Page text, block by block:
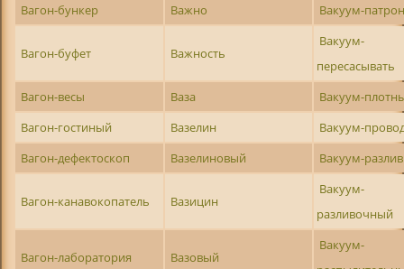
Вагон-бункер
Важно Вакуум-
Вагон-буфет Важность
Вакуум-
пересасывать
Вагон-весы
Ваза
Вакуум-
Вагон-гостиный
Вазелин
Вакуум-
Вагон-дефектоскоп
Вазелиновый Вакуум-
Вагон-канавокопатель Вазицин
Вакуум-
разливочный
Вагон-лаборатория Вазовый
Вакуум-